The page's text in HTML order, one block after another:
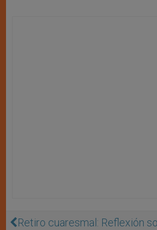
Retiro cuaresmal: Reflexión